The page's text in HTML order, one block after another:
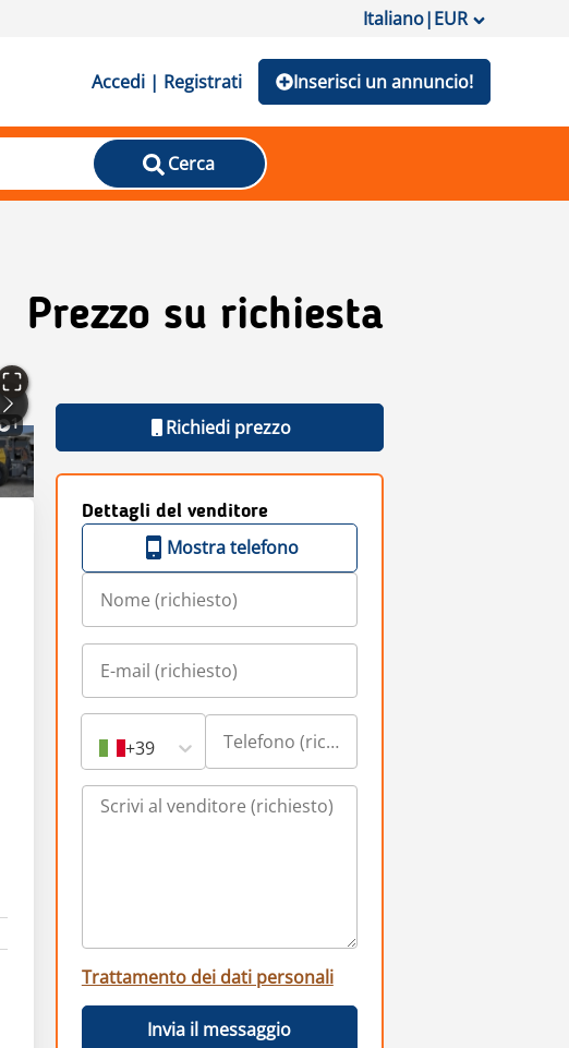
Italiano|EUR
Accedi | Registrati Inserisci un annuncio!
Cerca
Prezzo su richiesta
1 Richiedi prezzo
Dettagli del venditore
Mostra telefono
+39
Trattamento dei dati personali
Invia il messaggio